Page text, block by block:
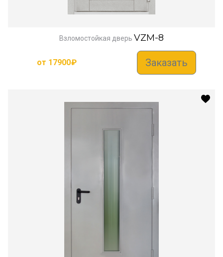
Взломостойкая дверь VZM-8
от 17900₽ Заказать